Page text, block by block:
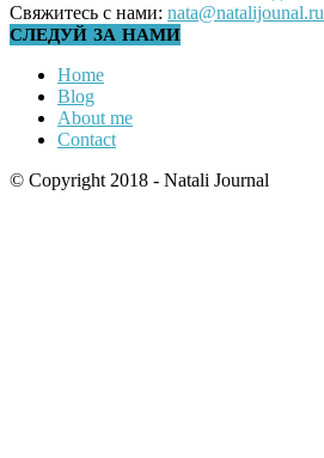
Свяжитесь с нами: nata@natalijounal.ru
СЛЕДУЙ ЗА НАМИ
Home
Blog
About me
Contact
© Copyright 2018 - Natali Journal